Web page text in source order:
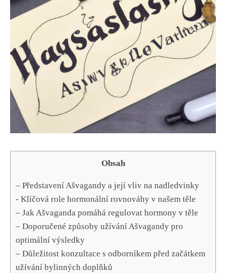
Obsah
– Představení Ašvagandy ⁣a její ‍vliv na nadledvinky
-​ Klíčová ⁤role ‌hormonální rovnováhy v našem ​těle
– Jak Ašvaganda pomáhá regulovat hormony ⁢v těle
– Doporučené způsoby užívání Ašvagandy pro
optimální ‍výsledky
– Důležitost konzultace s odborníkem před začátkem
užívání bylinných doplňků